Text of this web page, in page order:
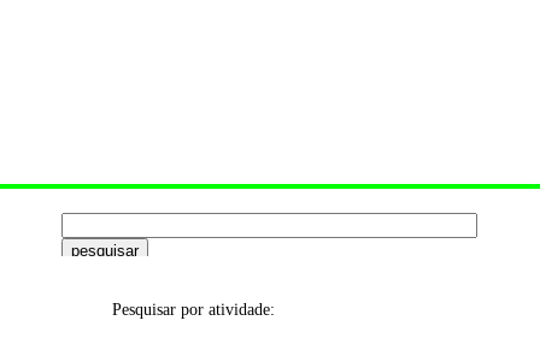
Pesquisar por atividade: